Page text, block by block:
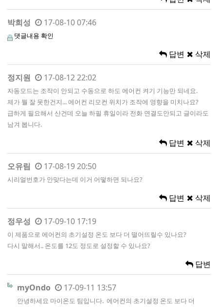
박희성 17-08-10 07:46
댓글내용 확인
답변 삭제
정지원 17-08-12 22:02
자동모드는 조작이 안되고 수동으로 하도 에어컨 켜기 기능만 되네요.
제가 뭘 잘 못한건지... 에어컨 리모컨 위치가 조작에 영향을 미치나요?
급하게 필요해서 산건데 오늘 하필 휴일이라 전화 연결도안되고 글이라도
남겨 봅니다.
답변 삭제
오유림 17-08-19 20:50
시리얼번호가 안맞다는데 이거 어떻하면 되나요?
답변 삭제
정우성 17-09-10 17:19
이 제품으로 에어컨의 초기설정 온도 보다 더 떨어뜨릴수 있나요?
다시 말해서.. 온도를 12도 정도로 설정할 수 있나요?
답변
myOndo 17-09-11 13:57
안녕하세요 마이온도 팀입니다. 에어컨의 초기설정 온도 보다 더